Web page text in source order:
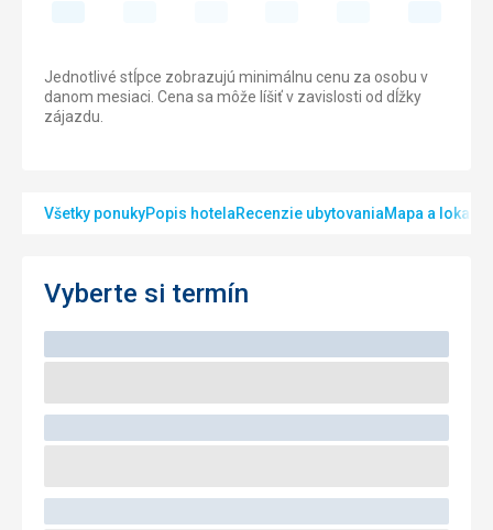
Jednotlivé stĺpce zobrazujú minimálnu cenu za osobu v
danom mesiaci. Cena sa môže líšiť v zavislosti od dĺžky
zájazdu.
Všetky ponukyPopis hotelaRecenzie ubytovaniaMapa a lokalita
Vyberte si termín